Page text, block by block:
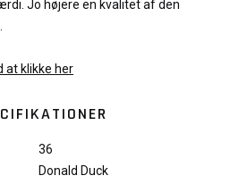
Jo højere en kvalitet af den
at klikke her
36
Donald Duck